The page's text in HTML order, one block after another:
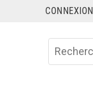
CONNEXION